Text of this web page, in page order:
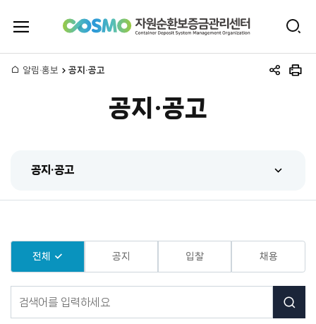
자
보
금
관
리
전
체
메
뉴
검
공지·공고
공지·공고
홍보동영상
간행물
홈
알림·홍보 공지·공고
공
인
공지·공고
전체 공지 입찰 채용